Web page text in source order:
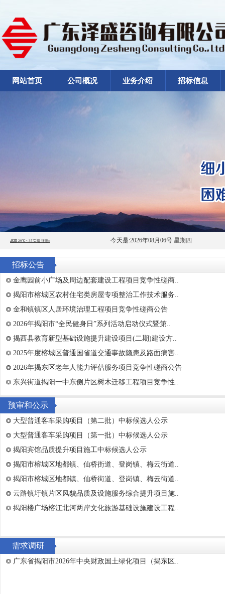
网站首页 公司概况 业务介绍 招标信息
今天是:2026年08月06号 星期四
招标公告
金鹰园前小广场及周边配套建设工程项目竞争性磋商..
揭阳市榕城区农村住宅类房屋专项整治工作技术服务..
金和镇镇区人居环境治理工程项目竞争性磋商公告
2026年揭阳市“全民健身日”系列活动启动仪式暨第..
揭西县教育新型基础设施提升建设项目(二期)建设方..
2025年度榕城区普通国省道交通事故隐患及路面病害..
2026年揭东区老年人能力评估服务项目竞争性磋商公告
东兴街道揭阳一中东侧片区树木迁移工程项目竞争性..
预审和公示
大型普通客车采购项目（第二批）中标候选人公示
大型普通客车采购项目（第一批）中标候选人公示
揭阳宾馆品质提升项目施工中标候选人公示
揭阳市榕城区地都镇、仙桥街道、登岗镇、梅云街道..
揭阳市榕城区地都镇、仙桥街道、登岗镇、梅云街道..
云路镇圩镇片区风貌品质及设施服务综合提升项目施..
揭阳楼广场榕江北河两岸文化旅游基础设施建设工程..
需求调研
广东省揭阳市2026年中央财政国土绿化项目（揭东区..